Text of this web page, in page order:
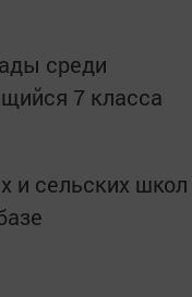
среди
7 класса
и сельских школ